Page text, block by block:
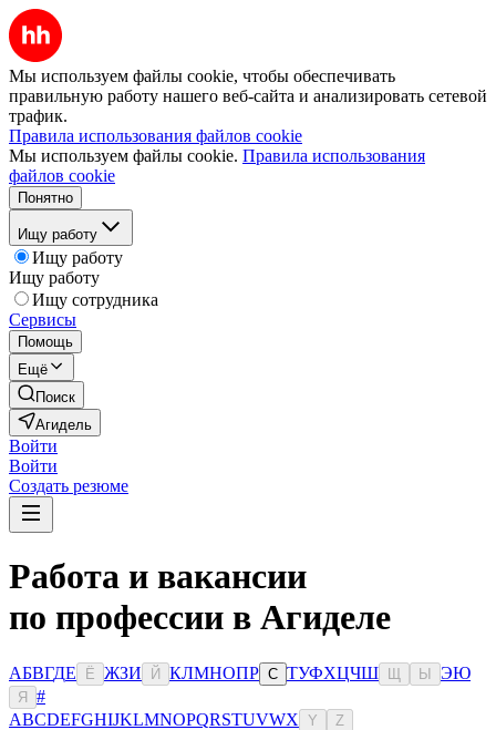
Мы используем файлы cookie, чтобы обеспечивать
правильную работу нашего веб-сайта и анализировать сетевой
трафик.
Правила использования файлов cookie
Мы используем файлы cookie. Правила использования
файлов cookie
Понятно
Ищу работу
Ищу работу
Ищу работу
Ищу сотрудника
Сервисы
Помощь
Ещё
Поиск
Агидель
Войти
Войти
Создать резюме
Работа и вакансии
по профессии в Агиделе
АБВГДЕ Ё ЖЗИ Й КЛМНОПР С ТУФХЦЧШ Ы ЭЮ
Я
#
ABCDEFGHIJKLMNOPQRSTUVWX Y Z